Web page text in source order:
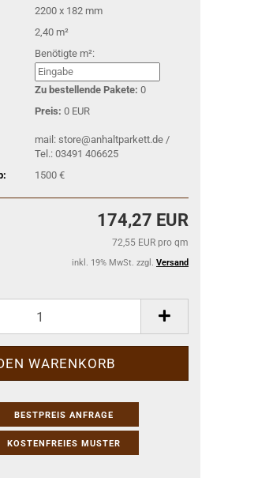
2200 x 182 mm
2,40 m²
Benötigte m²:
Zu bestellende Pakete: 0
Preis: 0 EUR
mail: store@anhaltparkett.de /
Tel.: 03491 406625
1500 €
174,27 EUR
72,55 EUR pro qm
inkl. 19% MwSt. zzgl. Versand
BESTPREIS ANFRAGE
KOSTENFREIES MUSTER